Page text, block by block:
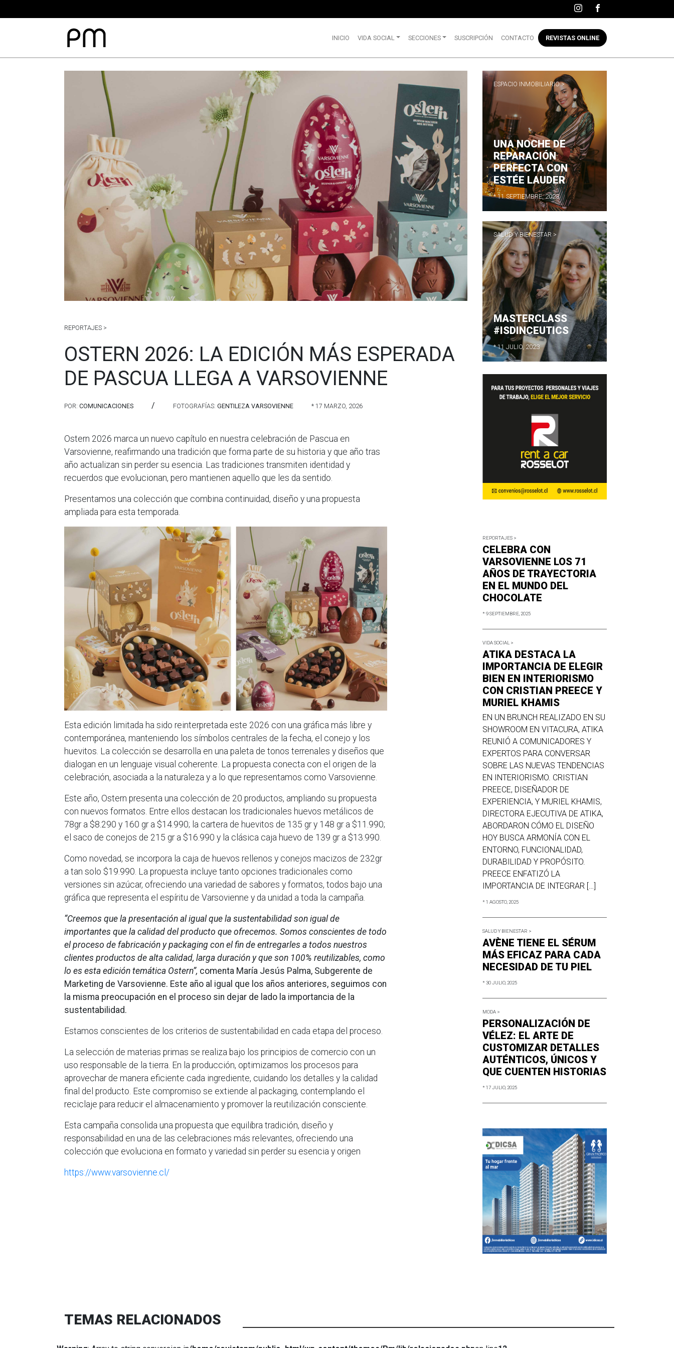
INICIO VIDA SOCIAL SECCIONES SUSCRIPCIÓN CONTACTO REVISTAS ONLINE
REPORTAJES >
OSTERN 2026: LA EDICIÓN MÁS ESPERADA
DE PASCUA LLEGA A VARSOVIENNE
POR: COMUNICACIONES / FOTOGRAFÍAS: GENTILEZA VARSOVIENNE * 17 MARZO, 2026
Ostern 2026 marca un nuevo capítulo en nuestra celebración de Pascua en
Varsovienne, reafirmando una tradición que forma parte de su historia y que año tras
año actualizan sin perder su esencia. Las tradiciones transmiten identidad y
recuerdos que evolucionan, pero mantienen aquello que les da sentido.
Presentamos una colección que combina continuidad, diseño y una propuesta
ampliada para esta temporada.
Esta edición limitada ha sido reinterpretada este 2026 con una gráfica más libre y
contemporánea, manteniendo los símbolos centrales de la fecha, el conejo y los
huevitos. La colección se desarrolla en una paleta de tonos terrenales y diseños que
dialogan en un lenguaje visual coherente. La propuesta conecta con el origen de la
celebración, asociada a la naturaleza y a lo que representamos como Varsovienne.
Este año, Ostern presenta una colección de 20 productos, ampliando su propuesta
con nuevos formatos. Entre ellos destacan los tradicionales huevos metálicos de
78gr a $8.290 y 160 gr a $14.990; la cartera de huevitos de 135 gr y 148 gr a $11.990;
el saco de conejos de 215 gr a $16.990 y la clásica caja huevo de 139 gr a $13.990.
Como novedad, se incorpora la caja de huevos rellenos y conejos macizos de 232gr
a tan solo $19.990. La propuesta incluye tanto opciones tradicionales como
versiones sin azúcar, ofreciendo una variedad de sabores y formatos, todos bajo una
gráfica que representa el espíritu de Varsovienne y da unidad a toda la campaña.
“Creemos que la presentación al igual que la sustentabilidad son igual de
importantes que la calidad del producto que ofrecemos. Somos conscientes de todo
el proceso de fabricación y packaging con el fin de entregarles a todos nuestros
clientes productos de alta calidad, larga duración y que son 100% reutilizables, como
lo es esta edición temática Ostern”, comenta María Jesús Palma, Subgerente de
Marketing de Varsovienne. Este año al igual que los años anteriores, seguimos con
la misma preocupación en el proceso sin dejar de lado la importancia de la
sustentabilidad.
Estamos conscientes de los criterios de sustentabilidad en cada etapa del proceso.
La selección de materias primas se realiza bajo los principios de comercio con un
uso responsable de la tierra. En la producción, optimizamos los procesos para
aprovechar de manera eficiente cada ingrediente, cuidando los detalles y la calidad
final del producto. Este compromiso se extiende al packaging, contemplando el
reciclaje para reducir el almacenamiento y promover la reutilización consciente.
Esta campaña consolida una propuesta que equilibra tradición, diseño y
responsabilidad en una de las celebraciones más relevantes, ofreciendo una
colección que evoluciona en formato y variedad sin perder su esencia y origen
https://www.varsovienne.cl/
ESPACIO INMOBILIARIO >
UNA NOCHE DE
REPARACIÓN
PERFECTA CON
ESTÉE LAUDER
* 11 SEPTIEMBRE, 2023
SALUD Y BIENESTAR >
MASTERCLASS
#ISDINCEUTICS
* 11 JULIO, 2023
REPORTAJES >
CELEBRA CON
VARSOVIENNE LOS 71
AÑOS DE TRAYECTORIA
EN EL MUNDO DEL
CHOCOLATE
* 9 SEPTIEMBRE, 2025
VIDA SOCIAL >
ATIKA DESTACA LA
IMPORTANCIA DE ELEGIR
BIEN EN INTERIORISMO
CON CRISTIAN PREECE Y
MURIEL KHAMIS
EN UN BRUNCH REALIZADO EN SU
SHOWROOM EN VITACURA, ATIKA
REUNIÓ A COMUNICADORES Y
EXPERTOS PARA CONVERSAR
SOBRE LAS NUEVAS TENDENCIAS
EN INTERIORISMO. CRISTIAN
PREECE, DISEÑADOR DE
EXPERIENCIA, Y MURIEL KHAMIS,
DIRECTORA EJECUTIVA DE ATIKA,
ABORDARON CÓMO EL DISEÑO
HOY BUSCA ARMONÍA CON EL
ENTORNO, FUNCIONALIDAD,
DURABILIDAD Y PROPÓSITO.
PREECE ENFATIZÓ LA
IMPORTANCIA DE INTEGRAR […]
* 1 AGOSTO, 2025
SALUD Y BIENESTAR >
AVÈNE TIENE EL SÉRUM
MÁS EFICAZ PARA CADA
NECESIDAD DE TU PIEL
* 30 JULIO, 2025
MODA >
PERSONALIZACIÓN DE
VÉLEZ: EL ARTE DE
CUSTOMIZAR DETALLES
AUTÉNTICOS, ÚNICOS Y
QUE CUENTEN HISTORIAS
* 17 JULIO, 2025
TEMAS RELACIONADOS